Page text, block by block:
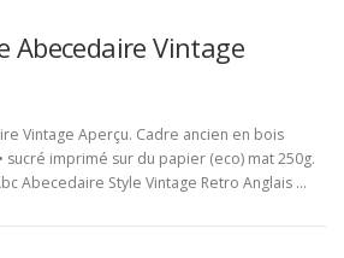
Abecedaire Vintage
Vintage Aperçu. Cadre ancien en bois
sucré imprimé sur du papier (eco) mat 250g.
Abecedaire Style Vintage Retro Anglais …